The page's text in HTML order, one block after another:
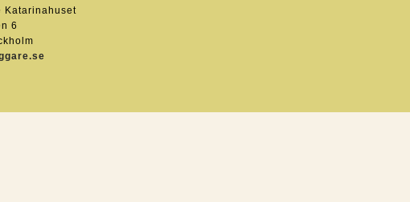
Katarinahuset
6